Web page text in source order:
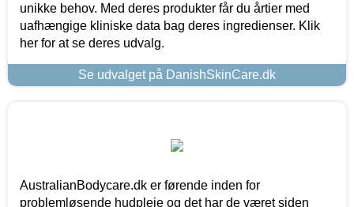
unikke behov. Med deres produkter får du årtier med
uafhængige kliniske data bag deres ingredienser. Klik
her for at se deres udvalg.
Se udvalget på DanishSkinCare.dk
AustralianBodycare.dk er førende inden for
problemløsende hudpleje og det har de været siden